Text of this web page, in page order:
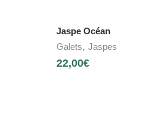
Jaspe Océan
Galets, Jaspes
22,00€